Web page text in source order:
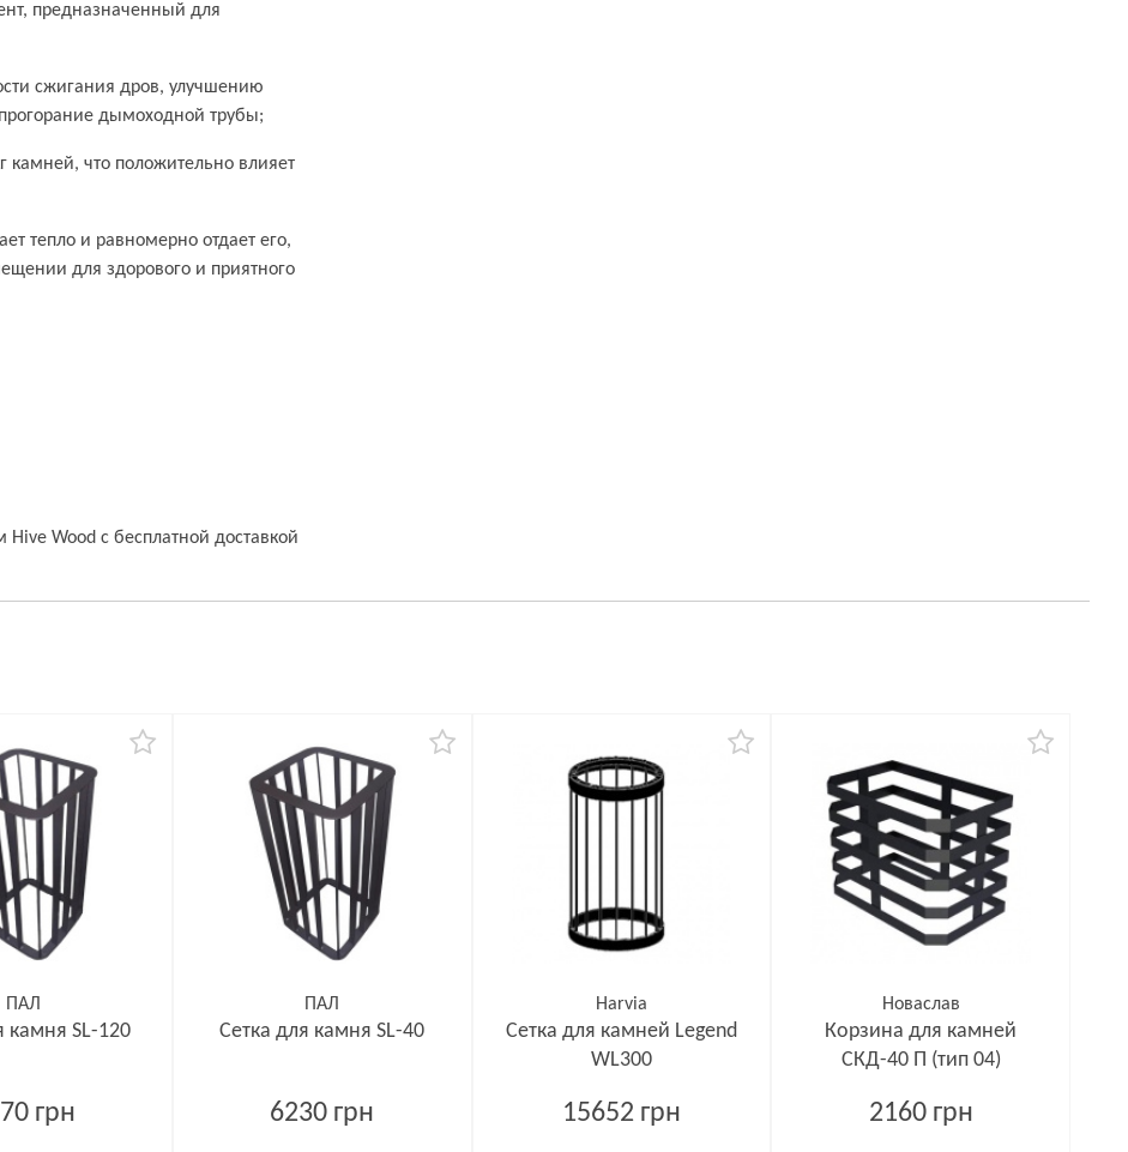
предназначенный для
сжигания дров, улучшению
дымоходной трубы;
камней, что положительно влияет
тепло и равномерно отдает его,
для здорового и приятного
Wood с бесплатной доставкой
ПАЛ
камня SL-120
грн
ПАЛ
Сетка для камня SL-40
6230 грн
Harvia
Сетка для камней Legend
WL300
15652 грн
Новаслав
Корзина для камней
СКД-40 П (тип 04)
2160 грн